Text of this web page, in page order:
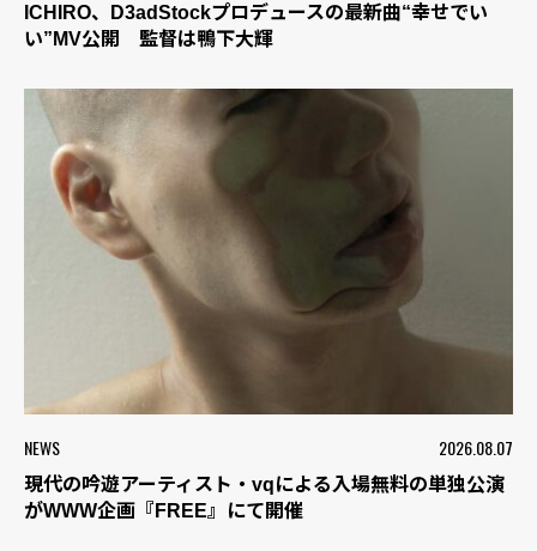
ICHIRO、D3adStockプロデュースの最新曲“幸せでい
い”MV公開 監督は鴨下大輝
NEWS 2026.08.07
現代の吟遊アーティスト・vqによる入場無料の単独公演
がWWW企画『FREE』にて開催